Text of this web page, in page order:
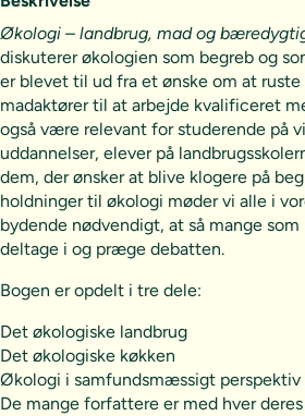
Økologi – landbrug, mad og
diskuterer økologien som begreb og
er blevet til ud fra et ønske om at
madaktører til at arbejde kvalificeret
også være relevant for studerende på
uddannelser, elever på
dem, der ønsker at blive klogere på
holdninger til økologi møder vi alle i
bydende nødvendigt, at så mange
deltage i og præge debatten.
Bogen er opdelt i tre dele:
Det økologiske landbrug
Det økologiske køkken
Økologi i samfundsmæssigt perspektiv
De mange forfattere er med hver